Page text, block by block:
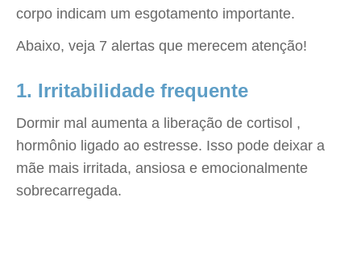
corpo indicam um esgotamento importante.
Abaixo, veja 7 alertas que merecem atenção!
1. Irritabilidade frequente
Dormir mal aumenta a liberação de cortisol ,
hormônio ligado ao estresse. Isso pode deixar a
mãe mais irritada, ansiosa e emocionalmente
sobrecarregada.